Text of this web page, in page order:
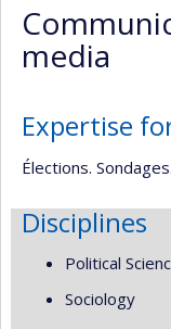
media
Expertise
Élections. Sondages.
Disciplines
Political
Sociology